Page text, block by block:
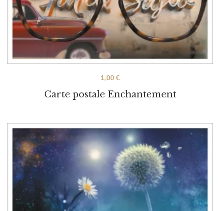
Carte postale Enchantement
1,00€